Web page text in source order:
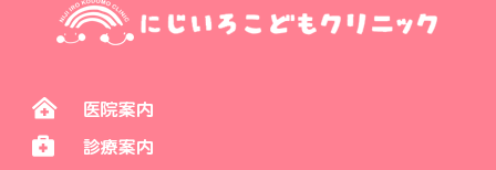
医院案内
診療案内